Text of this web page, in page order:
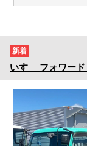
新着
いすゞ フォワード